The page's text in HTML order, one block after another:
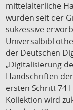
mittelalterliche
wurden seit der
sukzessive
der Deutschen
„Digitalisierung
Handschriften
ersten Schritt 74
Kollektion wird